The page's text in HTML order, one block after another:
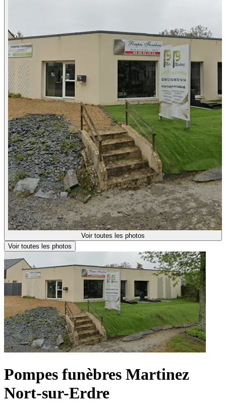
Voir toutes les photos
Voir toutes les photos
Pompes funèbres Martinez
Nort-sur-Erdre